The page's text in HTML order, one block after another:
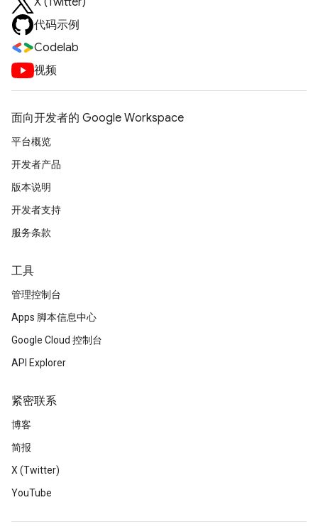
代码示例
Codelab
视频
面向开发者的 Google Workspace
平台概览
开发者产品
版本说明
开发者支持
服务条款
工具
管理控制台
Apps 脚本信息中心
Google Cloud 控制台
API Explorer
紧密联系
博客
简报
X (Twitter)
YouTube